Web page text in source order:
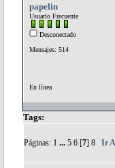
papelin
Usuario Frecuente
Desconectado
Mensajes: 514
En línea
Tags:
Páginas: 1 ... 5 6 [7] 8 Ir